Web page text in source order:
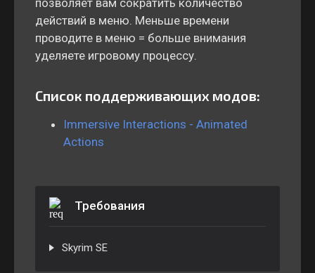
действий в меню. Меньше времени
проводите в меню = больше внимания
уделяете игровому процессу.
Список поддерживающих модов:
Immersive Interactions - Animated
Actions
Требования
Skyrim SE